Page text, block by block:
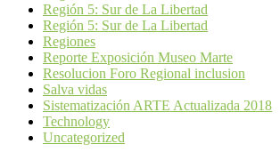
Región 5: Sur de La Libertad
Región 5: Sur de La Libertad
Regiones
Reporte Exposición Museo Marte
Resolucion Foro Regional inclusion
Salva vidas
Sistematización ARTE Actualizada 2018
Technology
Uncategorized